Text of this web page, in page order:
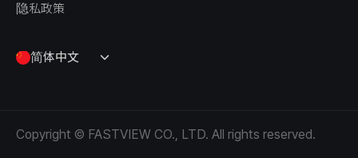
隐私政策
简体中文
Copyright © FASTVIEW CO., LTD. All rights reserved.